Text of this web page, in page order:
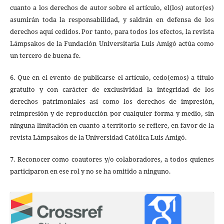
cuanto a los derechos de autor sobre el artículo, el(los) autor(es)
asumirán toda la responsabilidad, y saldrán en defensa de los
derechos aquí cedidos. Por tanto, para todos los efectos, la revista
Lámpsakos de la Fundación Universitaria Luis Amigó actúa como
un tercero de buena fe.
6. Que en el evento de publicarse el artículo, cedo(emos) a título
gratuito y con carácter de exclusividad la integridad de los
derechos patrimoniales así como los derechos de impresión,
reimpresión y de reproducción por cualquier forma y medio, sin
ninguna limitación en cuanto a territorio se refiere, en favor de la
revista Lámpsakos de la Universidad Católica Luis Amigó.
7. Reconocer como coautores y/o colaboradores, a todos quienes
participaron en ese rol y no se ha omitido a ninguno.